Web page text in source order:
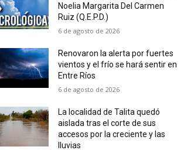
Noelia Margarita Del Carmen
Ruiz (Q.E.P.D.)
6 de agosto de 2026
Renovaron la alerta por fuertes
vientos y el frío se hará sentir en
Entre Ríos
6 de agosto de 2026
La localidad de Talita quedó
aislada tras el corte de sus
accesos por la creciente y las
lluvias